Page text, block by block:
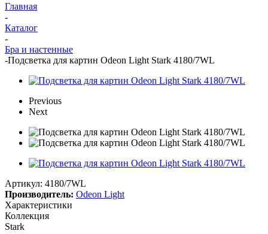
Главная
-
Каталог
-
Бра и настенные
-Подсветка для картин Odeon Light Stark 4180/7WL
Previous
Next
Артикул: 4180/7WL
Производитель: Odeon Light
Характеристики
Коллекция
Stark